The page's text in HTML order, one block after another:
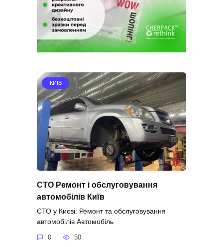
КИЇВ
СТО Ремонт і обслуговування
автомобілів Київ
СТО у Києві: Ремонт та обслуговування
автомобілів Автомобіль
0 50